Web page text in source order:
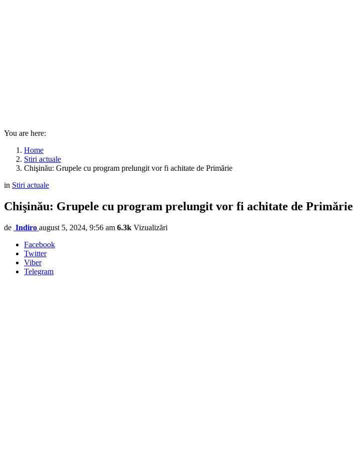
You are here:
Home
Stiri actuale
Chişinău: Grupele cu program prelungit vor fi achitate de Primărie
in Stiri actuale
Chişinău: Grupele cu program prelungit vor fi achitate de Primărie
de Indiro august 5, 2024, 9:56 am 6.3k Vizualizări
Facebook
Twitter
Viber
Telegram